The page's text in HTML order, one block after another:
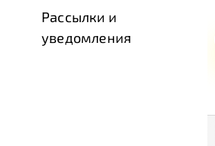
Рассылки и
уведомления